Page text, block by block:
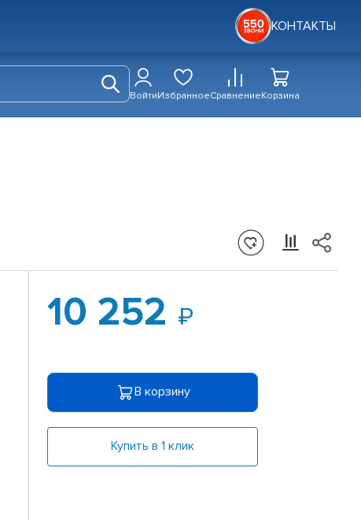
КОНТАКТЫ
ВойтиИзбранноеСравнениеКорзина
10 252
В корзину
Купить в 1 клик